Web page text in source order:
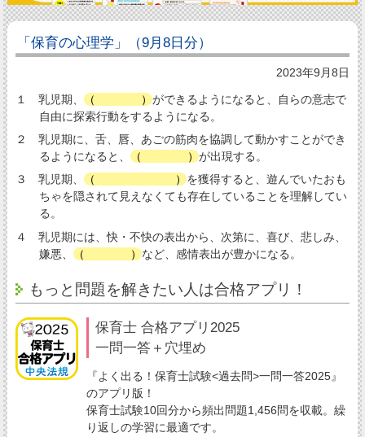
「保育の心理学」（9月8日分）
2023年9月8日
１ 乳児期、 （ ）ができるようになると、自らの意志で
自由に探索行動をするようになる。
２ 乳児期に、舌、唇、あごの筋肉を協調して動かすことができ
るようになると、 （ ）が出現する。
３ 乳児期、 （ ）を獲得すると、遊んでいたおも
ちゃを隠されて見えなくても存在していることを理解してい
る。
４ 乳児期には、快・不快の表出から、次第に、喜び、悲しみ、
嫌悪、 （ ）など、感情表出が豊かになる。
もっと問題を解きたい人は合格アプリ！
保育士 合格アプリ2025
一問一答＋穴埋め
『よく出る！保育士試験<過去問>一問一答2025』
のアプリ版！
保育士試験10回分から頻出問題1,456問を収載。繰
り返しの学習に最適です。